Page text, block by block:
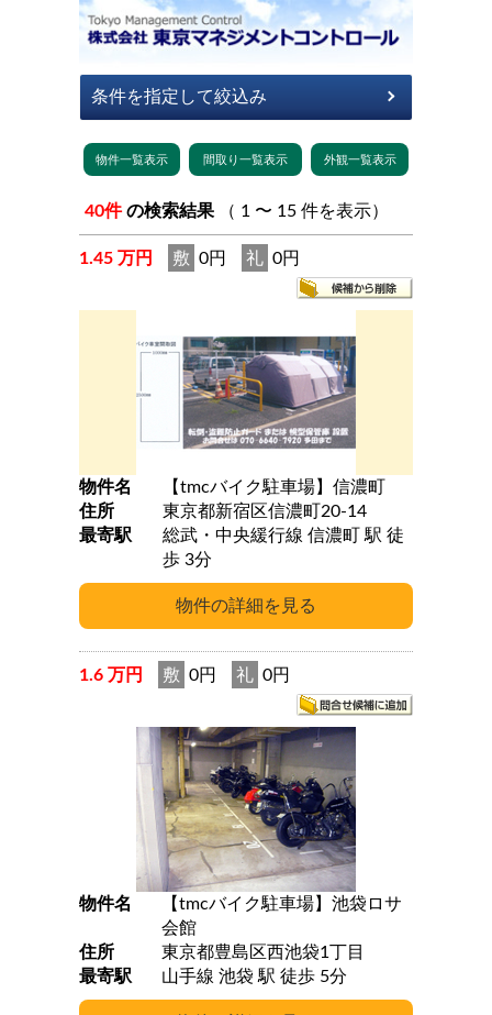
40件 の検索結果 （ 1 〜 15 件を表示）
1.45 万円 敷 0円 礼 0円
物件名
【tmcバイク駐車場】信濃町
住所
東京都新宿区信濃町20-14
最寄駅
総武・中央緩行線 信濃町 駅 徒
歩 3分
1.6 万円 敷 0円 礼 0円
物件名
【tmcバイク駐車場】池袋ロサ
会館
住所
東京都豊島区西池袋1丁目
最寄駅
山手線 池袋 駅 徒歩 5分